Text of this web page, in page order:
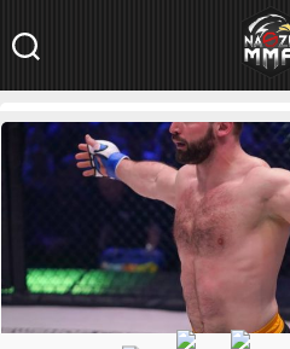
NaszeMMA.pl»Aktualności»Polskie
miałem ostatnio kontaktu” –